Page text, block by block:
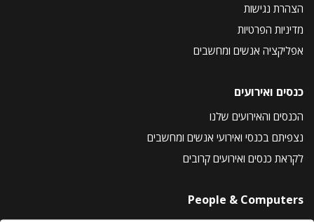
הצהרת נגישות
מדיניות הפרטיות
אפליקציה אנשים ומחשבים
כנסים ואירועים
הכנסים והאירועים שלנו
נצפיתם בכנסי ואירועי אנשים ומחשבים
לקראת כנסים ואירועים קרובים
People & Computers